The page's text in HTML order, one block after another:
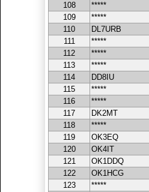
108 *****
109
*****
110
DL7URB
111
*****
112
*****
113
*****
114
DD8IU
115
*****
116
*****
117
DK2MT
118
*****
119
OK3EQ
120
OK4IT
121
OK1DDQ
122
OK1HCG
123
*****